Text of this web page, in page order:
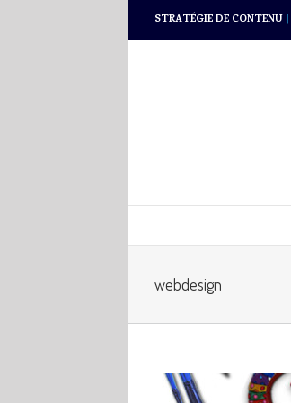
STRATÉGIE DE CONTENU |
webdesign